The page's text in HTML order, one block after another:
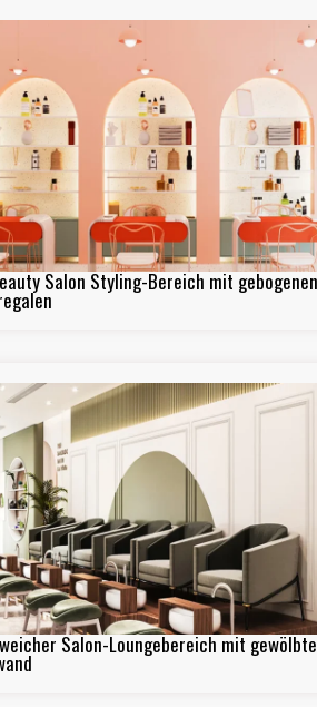
Salon Styling-Bereich mit gebogenen
Salon-Loungebereich mit